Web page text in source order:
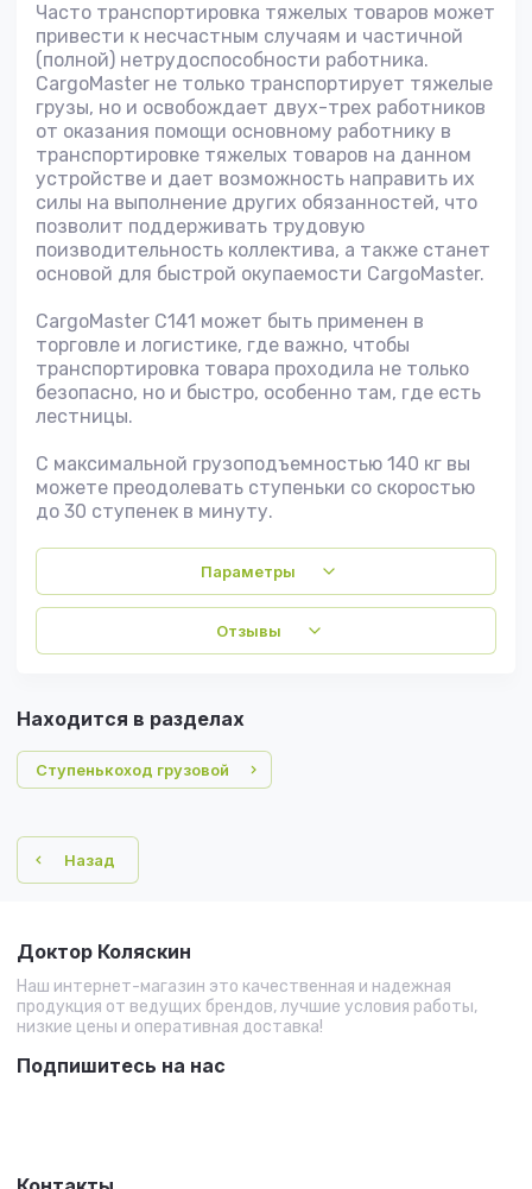
Часто транспортировка тяжелых товаров может
привести к несчастным случаям и частичной
(полной) нетрудоспособности работника.
CargoMaster не только транспортирует тяжелые
грузы, но и освобождает двух-трех работников
от оказания помощи основному работнику в
транспортировке тяжелых товаров на данном
устройстве и дает возможность направить их
силы на выполнение других обязанностей, что
позволит поддерживать трудовую
поизводительность коллектива, а также станет
основой для быстрой окупаемости CargoMaster.
CargoMaster C141 может быть применен в
торговле и логистике, где важно, чтобы
транспортировка товара проходила не только
безопасно, но и быстро, особенно там, где есть
лестницы.
С максимальной грузоподъемностью 140 кг вы
можете преодолевать ступеньки со скоростью
до 30 ступенек в минуту.
Параметры
Отзывы
Находится в разделах
Ступенькоход грузовой
Назад
Доктор Коляскин
Наш интернет-магазин это качественная и надежная
продукция от ведущих брендов, лучшие условия работы,
низкие цены и оперативная доставка!
Подпишитесь на нас